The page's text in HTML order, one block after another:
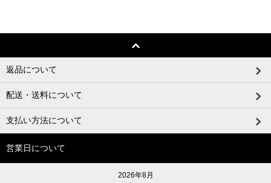
返品について
配送・送料について
支払い方法について
営業日について
2026年8月